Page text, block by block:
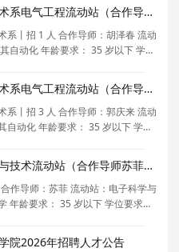
清华大学电机工程与应用电子技术系电气工程流动站（合作导师胡泽春）2026年招聘1名博士后
系丨招 1 人 合作导师：胡泽春 流动
自动化 年龄要求： 35 岁以下 学位
电力系统源网荷储协同调度与控
清华大学电机工程与应用电子技术系电气工程流动站（合作导师郭庆来）2026年招聘3名博士后
系丨招 3 人 合作导师：郭庆来 流动
自动化 年龄要求： 35 岁以下 学位
新型电力系统安全与韧性防御体
职要
清华大学集成电路学院电子科学与技术流动站（合作导师苏菲）2026年招聘2名博士后
作导师：苏菲 流动站：电子科学与
年龄要求： 35 岁以下 学位要求：
事研究内容或研究计划： 本课题组
院2026年招聘人才公告